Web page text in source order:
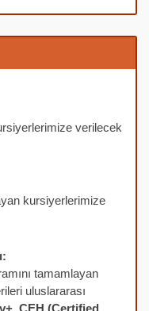
verilecek
kursiyerlerimize
tamamlayan
uluslararası